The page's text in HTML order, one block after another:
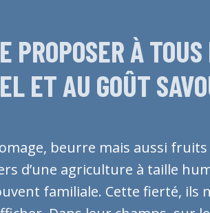
PROPOSER À
ET AU GOÛT